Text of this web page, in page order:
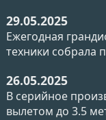
29.05.2025
Ежегодная
техники собрала
26.05.2025
В серийное
вылетом до 3.5